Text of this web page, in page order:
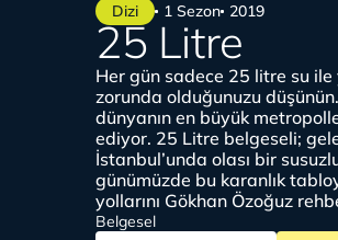
Dizi 1 Sezon 2019
25 Litre
Her gün sadece 25 litre su
zorunda olduğunuzu
dünyanın en büyük
ediyor. 25 Litre belgeseli;
İstanbul’unda olası bir
günümüzde bu karanlık
yollarını Gökhan Özoğuz
Belgesel